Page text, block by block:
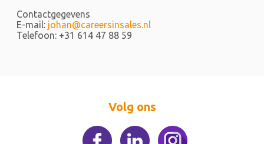
Contactgegevens
E-mail: johan@careersinsales.nl
Telefoon: +31 614 47 88 59
Volg ons